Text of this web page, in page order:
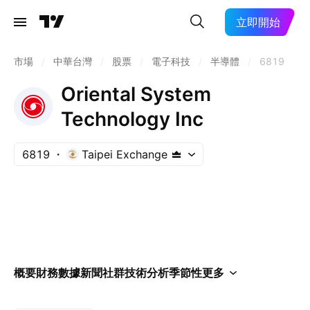
立即開始
市場 中華台灣 股票 電子科技 半導體 6819
Oriental System
Technology Inc
6819 Taipei Exchange
概要財務數據新聞社群技術分析季節性更多